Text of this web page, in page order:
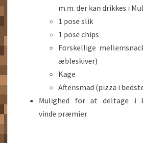
m.m. der kan drikkes i
1 pose slik
1 pose chips
Forskellige
æbleskiver)
Kage
Aftensmad (pizza i
Mulighed for at deltage i
vinde præmier